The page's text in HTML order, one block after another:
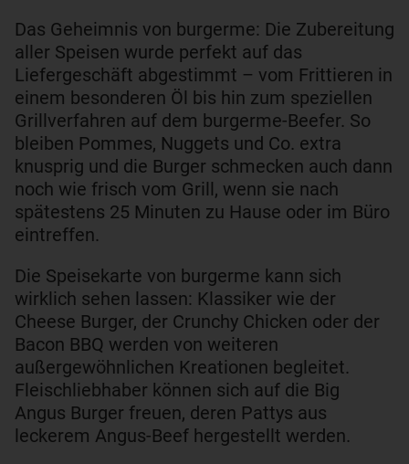
Das Geheimnis von burgerme: Die Zubereitung
aller Speisen wurde perfekt auf das
Liefergeschäft abgestimmt – vom Frittieren in
einem besonderen Öl bis hin zum speziellen
Grillverfahren auf dem burgerme-Beefer. So
bleiben Pommes, Nuggets und Co. extra
knusprig und die Burger schmecken auch dann
noch wie frisch vom Grill, wenn sie nach
spätestens 25 Minuten zu Hause oder im Büro
eintreffen.
Die Speisekarte von burgerme kann sich
wirklich sehen lassen: Klassiker wie der
Cheese Burger, der Crunchy Chicken oder der
Bacon BBQ werden von weiteren
außergewöhnlichen Kreationen begleitet.
Fleischliebhaber können sich auf die Big
Angus Burger freuen, deren Pattys aus
leckerem Angus-Beef hergestellt werden.